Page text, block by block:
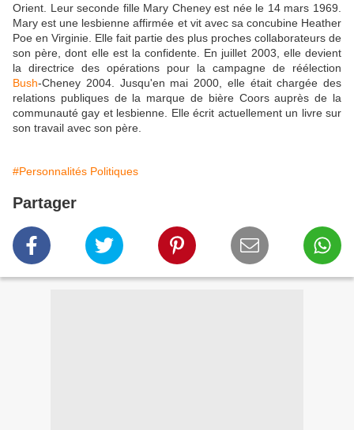
Orient. Leur seconde fille Mary Cheney est née le 14 mars 1969.
Mary est une lesbienne affirmée et vit avec sa concubine Heather
Poe en Virginie. Elle fait partie des plus proches collaborateurs de
son père, dont elle est la confidente. En juillet 2003, elle devient
la directrice des opérations pour la campagne de réélection
Bush-Cheney 2004. Jusqu'en mai 2000, elle était chargée des
relations publiques de la marque de bière Coors auprès de la
communauté gay et lesbienne. Elle écrit actuellement un livre sur
son travail avec son père.
#Personnalités Politiques
Partager